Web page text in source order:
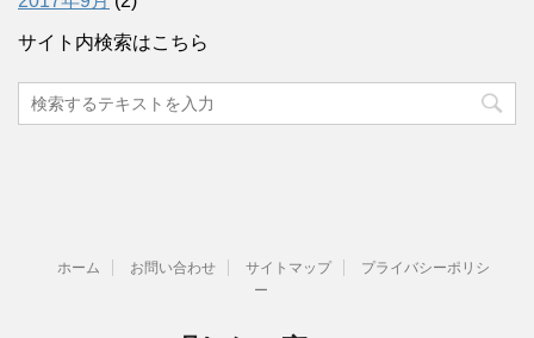
サイト内検索はこちら
ホーム お問い合わせ サイトマップ
プライバシーポリシ
ー